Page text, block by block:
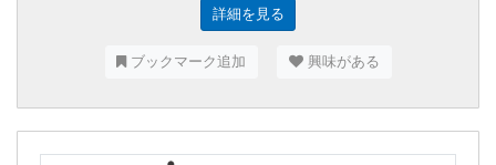
詳細を見る
ブックマーク追加 興味がある